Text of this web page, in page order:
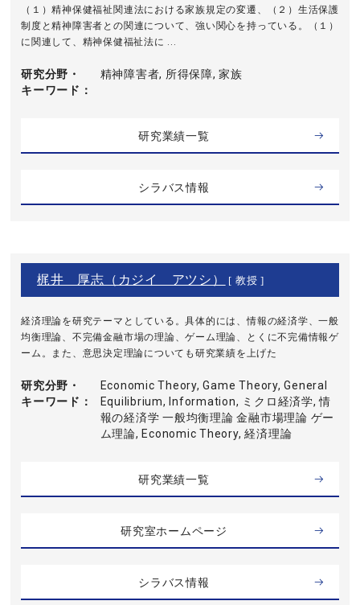
（１）精神保健福祉関連法における家族規定の変遷、（２）生活保護
制度と精神障害者との関連について、強い関心を持っている。（１）
に関連して、精神保健福祉法に ...
研究分野・
キーワード
精神障害者, 所得保障, 家族
研究業績一覧
シラバス情報
梶井 厚志（カジイ アツシ） [ 教授 ]
経済理論を研究テーマとしている。具体的には、情報の経済学、一般
均衡理論、不完備金融市場の理論、ゲーム理論、とくに不完備情報ゲ
ーム。また、意思決定理論についても研究業績を上げた
研究分野・
キーワード
Economic Theory, Game Theory, General
Equilibrium, Information, ミクロ経済学, 情
報の経済学 一般均衡理論 金融市場理論 ゲー
ム理論, Economic Theory, 経済理論
研究業績一覧
研究室ホームページ
シラバス情報